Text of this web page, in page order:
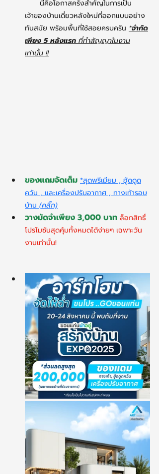
เจ้าของบ้านเดี่ยวหลังใหม่ที่ออกแบบอย่าง
ทันสมัย พร้อมพื้นที่ใช้สอยครบครัน *จำกัด
เพียง 5 หลังแรก ที่ทำสัญญาในงาน
เท่านั้น !!
ของแถมจัดเต็ม *สุดพรีเมียม , ฮู้ดดูด
ควัน , และเครื่องปรับอากาศ , ทางเท้ารอบ
บ้าน (คลิ๊ก)
วางมัดจำเพียง 3,000 บาท ล็อกสิทธิ์
โปรโมชันสุดคุ้มทั้งหมดได้ง่ายๆ เฉพาะวัน
งานเท่านั้น!